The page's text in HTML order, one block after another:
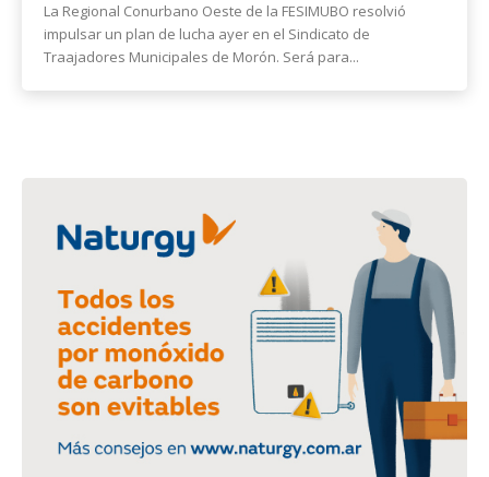
La Regional Conurbano Oeste de la FESIMUBO resolvió
impulsar un plan de lucha ayer en el Sindicato de
Traajadores Municipales de Morón. Será para...